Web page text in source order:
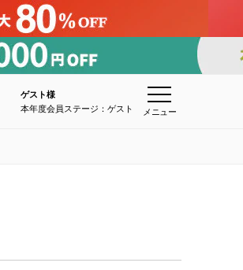
ゲスト様
本年度会員ステージ：ゲスト
メニュー